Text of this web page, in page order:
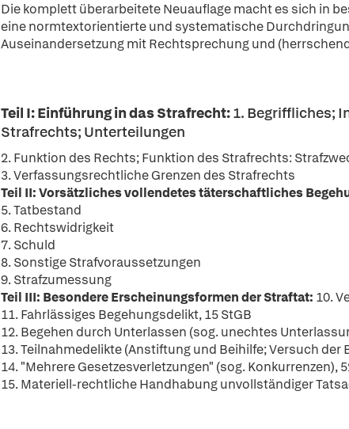
Die komplett überarbeitete Neuauflage macht es sich in
eine normtextorientierte und systematische
Auseinandersetzung mit Rechtsprechung und
Teil I: Einführung in das Strafrecht:1. Begriffliches;
Strafrechts; Unterteilungen
2. Funktion des Rechts; Funktion des Strafrechts:
3. Verfassungsrechtliche Grenzen des Strafrechts
Teil II: Vorsätzliches vollendetes täterschaftliches
5. Tatbestand
6. Rechtswidrigkeit
7. Schuld
8. Sonstige Strafvoraussetzungen
9. Strafzumessung
Teil III: Besondere Erscheinungsformen der Straftat: 10.
11. Fahrlässiges Begehungsdelikt, 15 StGB
12. Begehen durch Unterlassen (sog. unechtes
13. Teilnahmedelikte (Anstiftung und Beihilfe; Versuch der
14. "Mehrere Gesetzesverletzungen" (sog. Konkurrenzen),
15. Materiell-rechtliche Handhabung unvollständiger